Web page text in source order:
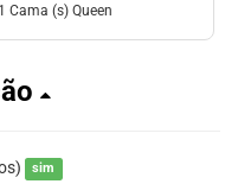
1 Cama (s) Queen
sim